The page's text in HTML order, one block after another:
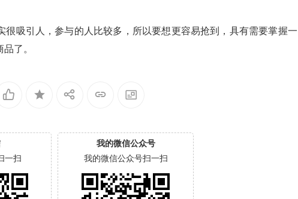
很吸引人，参与的人比较多，所以要想更容易抢到，具有需要掌握一
了。
一扫
我的微信公众号
我的微信公众号扫一扫